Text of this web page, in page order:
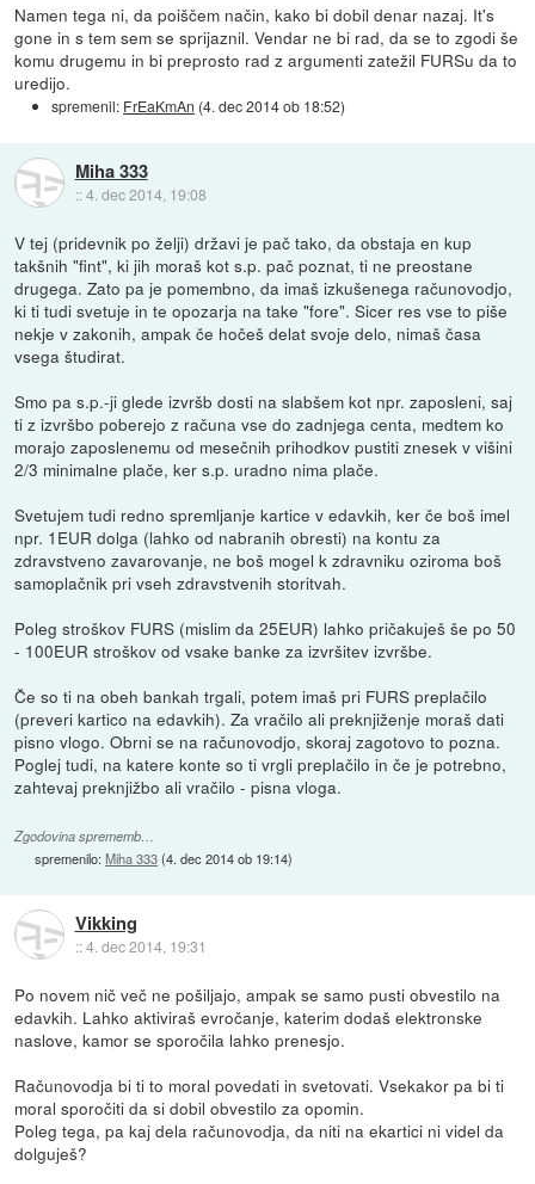
Namen tega ni, da poiščem način, kako bi dobil denar nazaj. It's
gone in s tem sem se sprijaznil. Vendar ne bi rad, da se to zgodi še
komu drugemu in bi preprosto rad z argumenti zatežil FURSu da to
uredijo.
spremenil: FrEaKmAn (4. dec 2014 ob 18:52)
Miha 333
::4. dec 2014, 19:08
V tej (pridevnik po želji) državi je pač tako, da obstaja en kup
takšnih "fint", ki jih moraš kot s.p. pač poznat, ti ne preostane
drugega. Zato pa je pomembno, da imaš izkušenega računovodjo,
ki ti tudi svetuje in te opozarja na take "fore". Sicer res vse to piše
nekje v zakonih, ampak če hočeš delat svoje delo, nimaš časa
vsega študirat.
Smo pa s.p.-ji glede izvršb dosti na slabšem kot npr. zaposleni, saj
ti z izvršbo poberejo z računa vse do zadnjega centa, medtem ko
morajo zaposlenemu od mesečnih prihodkov pustiti znesek v višini
2/3 minimalne plače, ker s.p. uradno nima plače.
Svetujem tudi redno spremljanje kartice v edavkih, ker če boš imel
npr. 1EUR dolga (lahko od nabranih obresti) na kontu za
zdravstveno zavarovanje, ne boš mogel k zdravniku oziroma boš
samoplačnik pri vseh zdravstvenih storitvah.
Poleg stroškov FURS (mislim da 25EUR) lahko pričakuješ še po 50
- 100EUR stroškov od vsake banke za izvršitev izvršbe.
Če so ti na obeh bankah trgali, potem imaš pri FURS preplačilo
(preveri kartico na edavkih). Za vračilo ali preknjiženje moraš dati
pisno vlogo. Obrni se na računovodjo, skoraj zagotovo to pozna.
Poglej tudi, na katere konte so ti vrgli preplačilo in če je potrebno,
zahtevaj preknjižbo ali vračilo - pisna vloga.
Zgodovina sprememb…
spremenilo:Miha 333(4. dec 2014 ob 19:14)
Vikking
::4. dec 2014, 19:31
Po novem nič več ne pošiljajo, ampak se samo pusti obvestilo na
edavkih. Lahko aktiviraš evročanje, katerim dodaš elektronske
naslove, kamor se sporočila lahko prenesjo.
Računovodja bi ti to moral povedati in svetovati. Vsekakor pa bi ti
moral sporočiti da si dobil obvestilo za opomin.
Poleg tega, pa kaj dela računovodja, da niti na ekartici ni videl da
dolguješ?